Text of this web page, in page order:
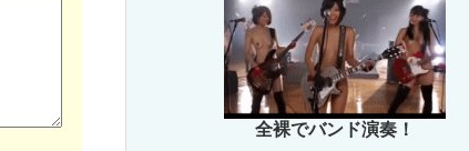
全裸でバンド演奏！